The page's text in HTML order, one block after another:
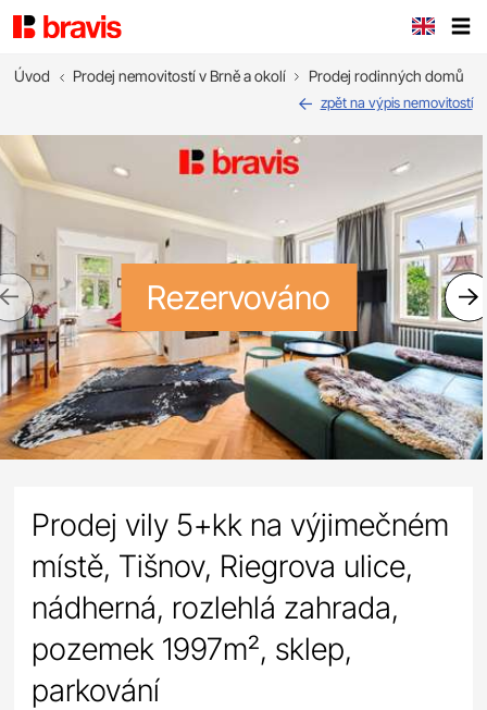
Úvod Prodej nemovitostí v Brně a okolí Prodej rodinných domů
zpět na výpis nemovitostí
Previous Rezervováno
Prodej vily 5+kk na výjimečném
místě, Tišnov, Riegrova ulice,
nádherná, rozlehlá zahrada,
pozemek 1997m², sklep,
parkování